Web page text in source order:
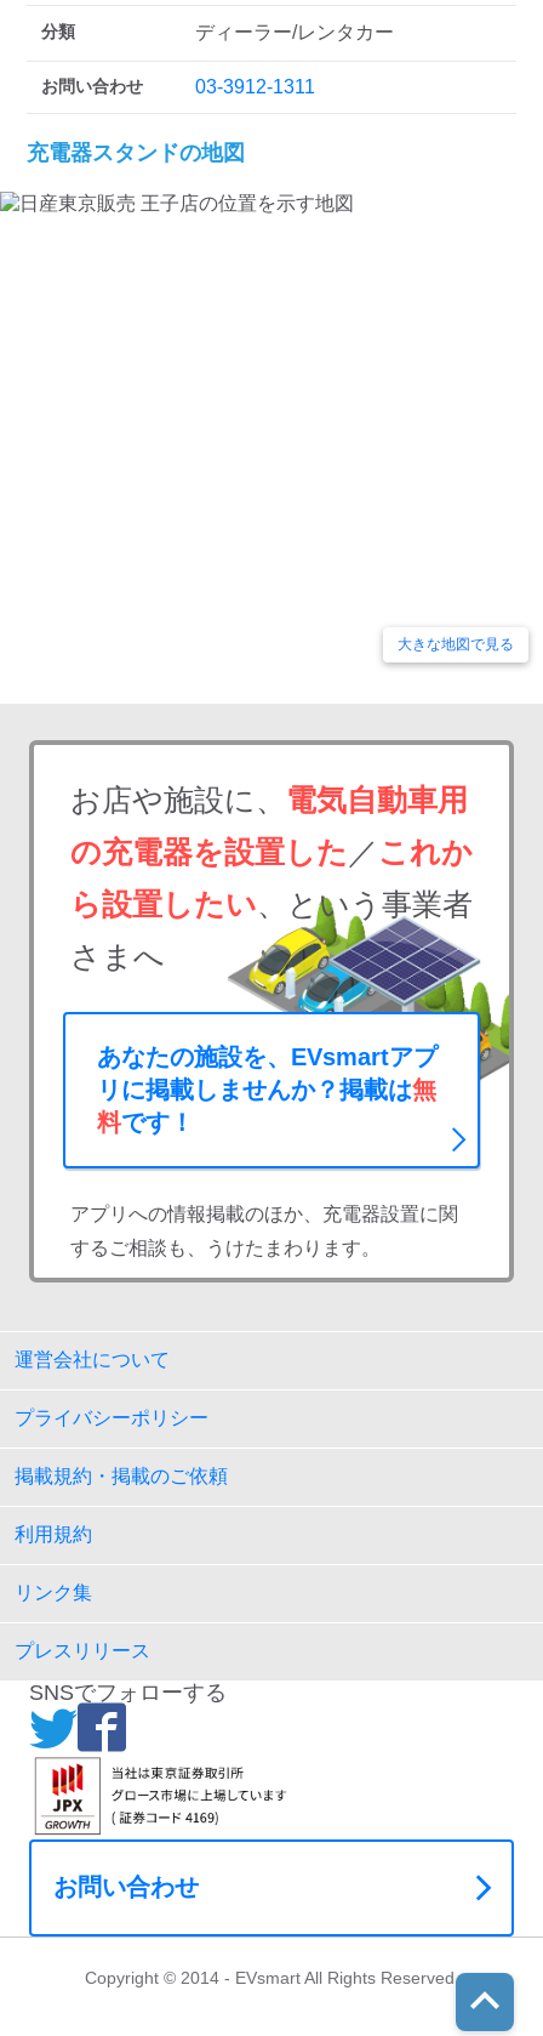
分類 ディーラー/レンタカー
お問い合わせ 03-3912-1311
充電器スタンドの地図
大きな地図で見る
お店や施設に、 電気自動車用
の充電器を設置した ／ これか
ら設置したい、という事業者
さまへ
あなたの施設を、EVsmartアプ
リに掲載しませんか？掲載は無
料です！
アプリへの情報掲載のほか、充電器設置に関
するご相談も、うけたまわります。
運営会社について
プライバシーポリシー
掲載規約・掲載のご依頼
利用規約
リンク集
プレスリリース
SNSでフォローする
お問い合わせ
Copyright © 2014 - EVsmart All Rights Reserved.